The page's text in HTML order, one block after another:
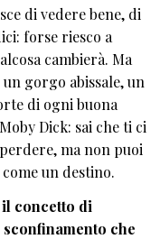
di vedere bene, di
forse riesco a
cambierà. Ma
un gorgo abissale, un
di ogni buona
Dick: sai che ti ci
ma non puoi
un destino.
concetto di
che